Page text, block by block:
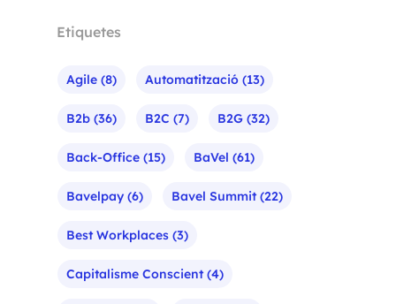
Etiquetes
Agile (8) Automatització (13)
B2b (36) B2C (7) B2G (32)
Back-Office (15) BaVel (61)
Bavelpay (6) Bavel Summit(22)
Best Workplaces (3)
Capitalisme Conscient(4)